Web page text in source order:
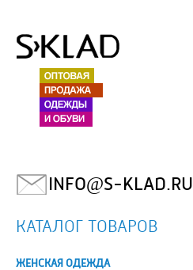
INFO@S-KLAD.RU
КАТАЛОГ ТОВАРОВ
ЖЕНСКАЯ ОДЕЖДА